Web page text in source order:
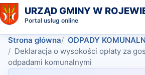
URZĄD GMINY W
Portal usług online
Strona główna
ODPADY
Deklaracja o wysokości opłaty za
odpadami komunalnymi